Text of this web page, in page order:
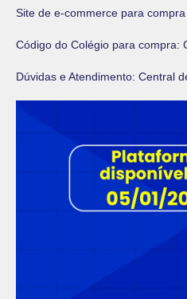
Site de e-commerce para
Código do Colégio para compra:
Dúvidas e Atendimento: Central